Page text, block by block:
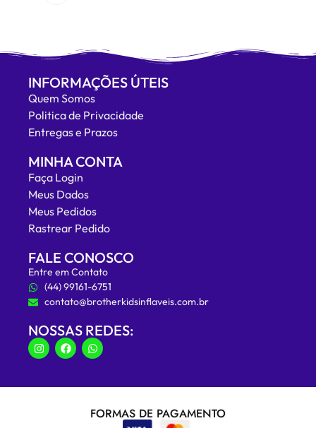
INFORMAÇÕES ÚTEIS
Quem Somos
Politica de Privacidade
Entregas e Prazos
MINHA CONTA
Faça Login
Meus Dados
Meus Pedidos
Rastrear Pedido
FALE CONOSCO
Entre em Contato
(44) 99161-6751
contato@brotherkidsinflaveis.com.br
NOSSAS REDES:
FORMAS DE PAGAMENTO